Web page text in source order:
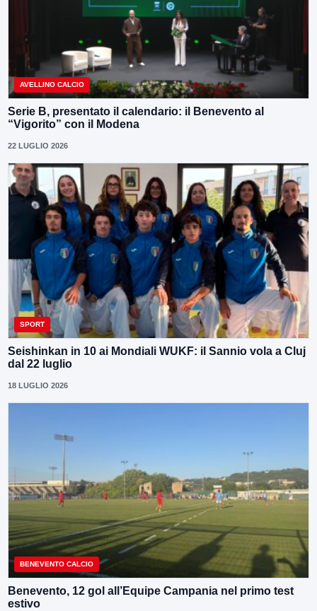
AVELLINO CALCIO
Serie B, presentato il calendario: il Benevento al
“Vigorito” con il Modena
22 LUGLIO 2026
SPORT
Seishinkan in 10 ai Mondiali WUKF: il Sannio vola a Cluj
dal 22 luglio
18 LUGLIO 2026
BENEVENTO CALCIO
Benevento, 12 gol all’Equipe Campania nel primo test
estivo